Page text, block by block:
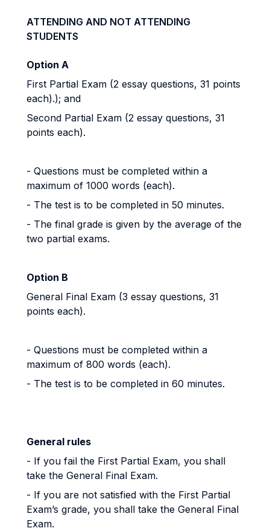
ATTENDING AND NOT ATTENDING
STUDENTS
Option A
First Partial Exam (2 essay questions, 31 points
each).); and
Second Partial Exam (2 essay questions, 31
points each).
- Questions must be completed within a
maximum of 1000 words (each).
- The test is to be completed in 50 minutes.
- The final grade is given by the average of the
two partial exams.
Option B
General Final Exam (3 essay questions, 31
points each).
- Questions must be completed within a
maximum of 800 words (each).
- The test is to be completed in 60 minutes.
General rules
- If you fail the First Partial Exam, you shall
take the General Final Exam.
- If you are not satisfied with the First Partial
Exam’s grade, you shall take the General Final
Exam.